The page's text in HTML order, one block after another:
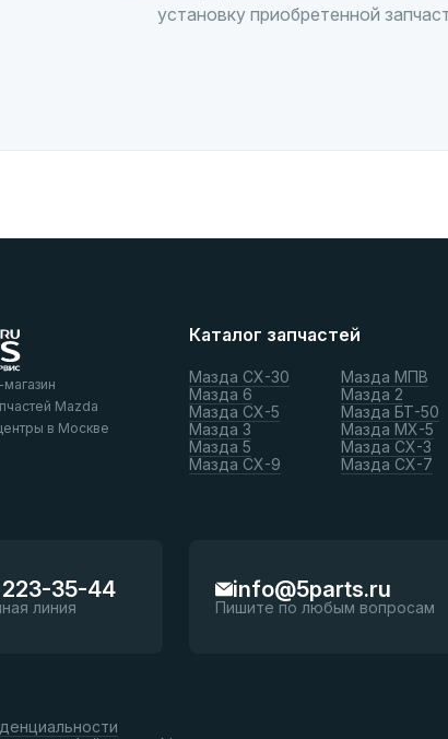
установку приобретенной
Mazda
в Москве
Каталог запчастей
Мазда СХ-30
Мазда 6
Мазда СХ-5
Мазда 3
Мазда 5
Мазда СХ-9
Мазда МПВ
Мазда 2
Мазда БТ-50
Мазда МХ-5
Мазда СХ-3
Мазда СХ-7
35-44
линия
info@5parts.ru
Пишите по любым вопросам